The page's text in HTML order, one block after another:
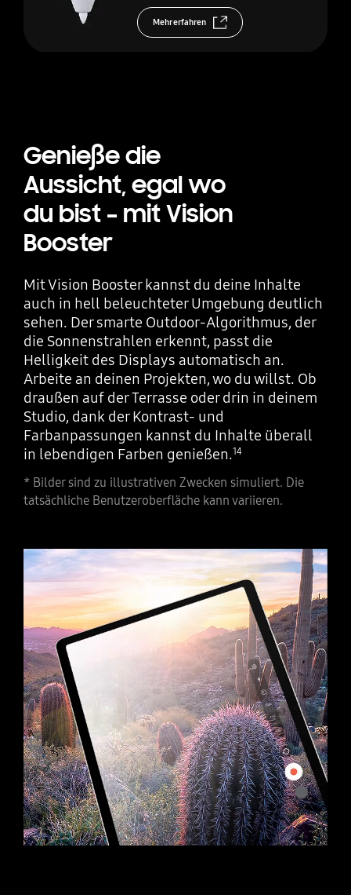
Mehr erfahren
Genieße die
Aussicht, egal wo
du bist – mit Vision
Booster
Mit Vision Booster kannst du deine Inhalte
auch in hell beleuchteter Umgebung deutlich
sehen. Der smarte Outdoor-Algorithmus, der
die Sonnenstrahlen erkennt, passt die
Helligkeit des Displays automatisch an.
Arbeite an deinen Projekten, wo du willst. Ob
draußen auf der Terrasse oder drin in deinem
Studio, dank der Kontrast- und
Farbanpassungen kannst du Inhalte überall
in lebendigen Farben genießen.14
* Bilder sind zu illustrativen Zwecken simuliert. Die
tatsächliche Benutzeroberfläche kann variieren.